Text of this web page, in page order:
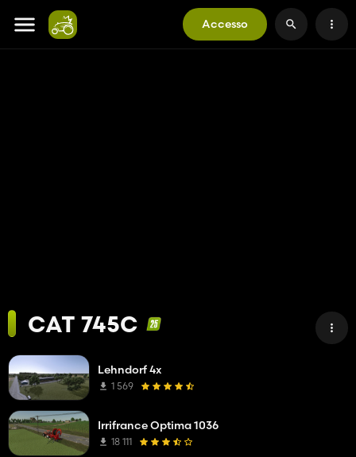
Accesso
CAT 745C
Lehndorf 4x
1 569
Irrifrance Optima 1036
18 111